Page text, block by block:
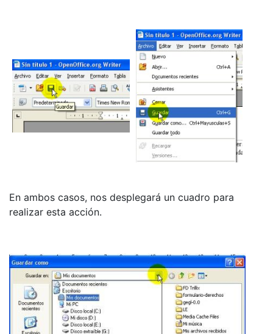
En ambos casos, nos desplegará un cuadro para
realizar esta acción.